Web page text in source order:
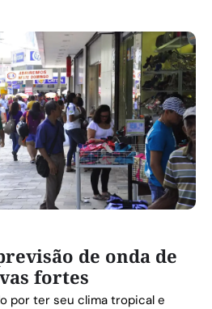
de onda de
fortes
por ter seu clima tropical e